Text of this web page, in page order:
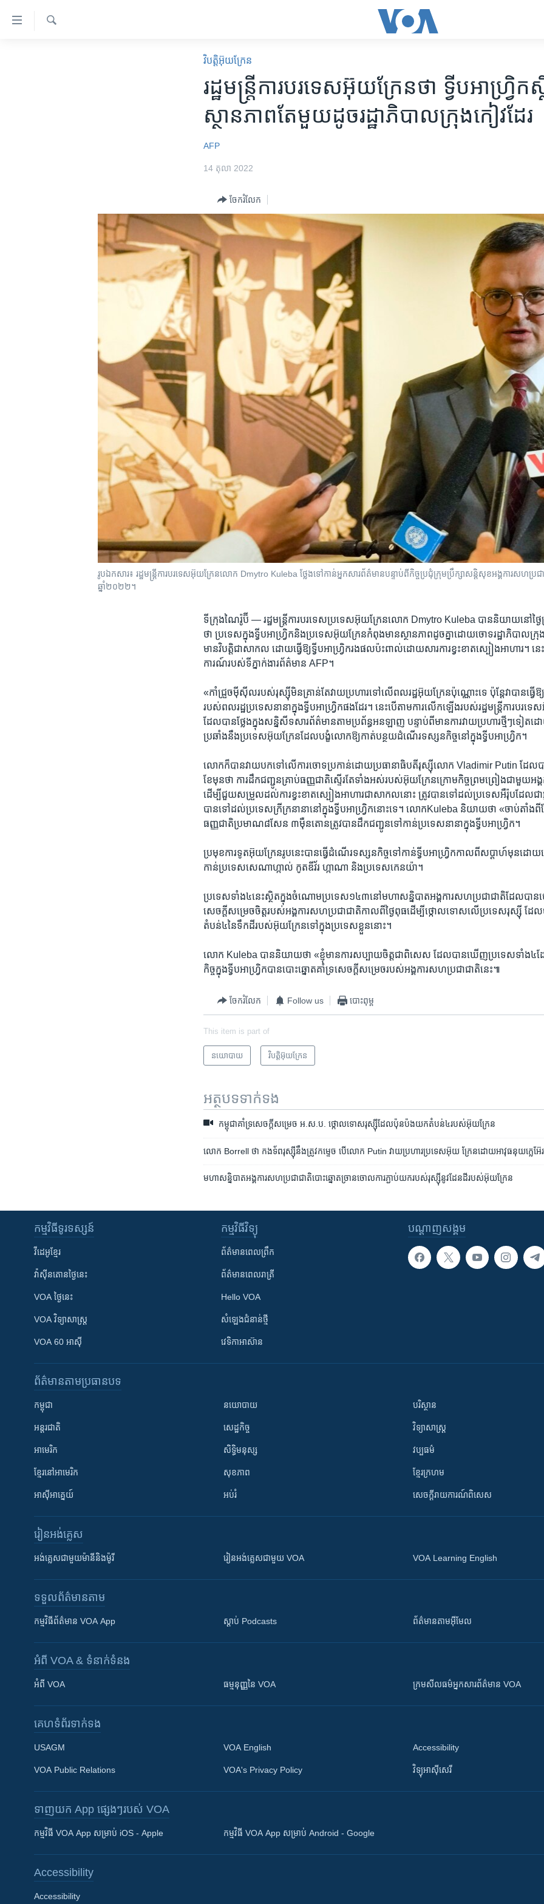
ទៅ​
Khmer English
ភាសា
វិបត្តិអ៊ុយក្រែន
រដ្ឋមន្ត្រី​ការបរទេស​អ៊ុយក្រែន​ថា ទ្វីប​អាហ្វ្រិក​
ស្ថានភាព​តែ​មួយ​​ដូច​រដ្ឋាភិបាល​ក្រុង​កៀវ​ដែរ
AFP
14 តុលា 2022
ចែករំលែក
រូបឯកសារ៖ រដ្ឋមន្ត្រី​ការបរទេស​អ៊ុយក្រែន​លោក Dmytro Kuleba ថ្លែង​ទៅកាន់​អ្នកសារព័ត៌មាន​បន្ទាប់ពី​កិច្ចប្រជុំ​ក្រុមប្រឹក្សា​សន្តិសុខ​អង្គការ​សហប្រ
ឆ្នាំ២០២២។
ទីក្រុង​ណៃរ៉ូប៊ី —រដ្ឋមន្ត្រី​ការបរទេស​ប្រទេស​អ៊ុយក្រែន​លោក Dmytro Kuleba បាន​និយាយ​នៅ​
ថា​ ប្រទេសក្នុង​ទ្វីបអាហ្រ្វិក​និង​ប្រទេស​អ៊ុយក្រែន​កំពុង​មាន​ស្ថានភាព​ដូច​គ្នា​ដោយចោទ​រដ្ឋាភិបាល​ក្រុង​
មានវិបត្តិជា​សាកល ដោយ​ធ្វើ​ឱ្យ​ទ្វីបអាហ្វ្រិក​រងផល​ប៉ះពាល់​ដោយសារ​ការ​ខ្វះខាតស្បៀង​អាហារ។ នេ
ការណ៍​របស់​ទី​ភ្នាក់ងារ​ព័ត៌មាន AFP។
«កាំជ្រួច​ម៉ីស៊ីល​របស់រុស្ស៊ី​មិន​គ្រាន់តែ​វាយ​ប្រហារ​ទៅ​លើ​ពលរដ្ឋ​អ៊ុយក្រែន​ប៉ុណ្ណោះ​ទេ​ ប៉ុន្តែ​វា​បាន​ធ្វើ​
របស់​ពលរដ្ឋប្រទេសនានា​ក្នុង​ទ្វីបអាហ្វ្រិក​ផង​ដែរ។ នេះ​បើតាម​ការ​លើក​ឡើង​របស់​រដ្ឋមន្ត្រីការបរទេ
ដែល​បានថ្លែង​ក្នុង​សន្និសីទ​សារព័ត៌មានតាម​ប្រព័ន្ធ​អនឡាញ បន្ទាប់ពី​មាន​ការវាយ​ប្រហារ​ថ្មីៗ​ទៀត​
ប្រឆាំង​នឹង​ប្រទេស​អ៊ុយក្រែន​ដែល​បង្ខំ​លោក​ឱ្យកាត់​បន្ថយ​ដំណើរ​ទស្សនកិច្ចនៅ​ក្នុង​ទ្វីបអាហ្វ្រិក។
លោកក៏បាន​វាយបកទៅ​លើ​ការចោទប្រកាន់​ដោយ​ប្រធានាធិបតី​រុស្ស៊ី​លោក Vladimir Putin ដែ
ខែមុន​ថា ការដឹកជញ្ជូន​គ្រាប់​ធញ្ញជាតិ​ស្ទើរតែ​ទាំង​អស់​របស់​អ៊ុយក្រែន​ក្រោម​កិច្ចព្រមព្រៀង​ជា​មួយ​អង្
ដើម្បី​ជួយ​សម្រួល​ដល់​ការខ្វះខាត​ស្បៀង​អាហារជា​សាកល​នោះ ត្រូវ​បាន​ទៅដល់​ប្រទេសអឺរ៉ុប​ដែល​ជ
បាន​ទៅ​ដល់​ប្រទេស​ក្រីក្រ​នានា​នៅ​ក្នុង​ទ្វីបអាហ្វ្រិក​នោះ​ទេ។ លោកKuleba និយាយ​ថា «ចាប់តាំង​ពី​ខ
ធញ្ញជាតិ​ប្រមាណ​៨សែន ៣ម៉ឺន​តោន​ត្រូវ​បាន​ដឹកជញ្ជូន​ទៅ​កាន់​ប្រទេស​នានា​ក្នុង​ទ្វីបអាហ្រ្វិក។
ប្រមុខការ​ទូត​អ៊ុយក្រែន​រូប​នេះ​បាន​ធ្វើដំណើរ​ទស្សនកិច្ចទៅ​កាន់​ទ្វីបអាហ្រ្វិក​កាល​ពី​សប្តាហ៍​មុន​ដោយ
កាន់​ប្រទេស​សេណាហ្កាល់ កូតឌីវ័រ ហ្កាណា​ និង​ប្រទេស​កេនយ៉ា។
ប្រទេស​ទាំង៤នេះ​ស្ថិត​ក្នុង​ចំណោម​ប្រទេស១៤៣នៅ​មហា​សន្និបាត​អង្គការ​សហប្រជាជាតិ​ដែល​បាន​ប
សេចក្តីសម្រេចចិត្ត​របស់​អង្គការ​សហប្រជាជាតិ​កាល​ពី​ថ្ងៃ​ពុធ​ដើម្បី​ថ្កោលទោស​លើ​ប្រទេស​រុស្ស៊ី​ ដែ
តំបន់៤នៃ​ទឹកដី​របស់​អ៊ុយក្រែន​ទៅ​ក្នុងប្រទេស​ខ្លួននោះ។
លោក Kuleba បាន​និយាយ​ថា «ខ្ញុំ​មាន​ការសប្បាយចិត្តជា​ពិសេស​ ដែល​បាន​ឃើញប្រទេស​ទាំង៤ដ
កិច្ចក្នុង​ទ្វីបអាហ្រ្វិក​បាន​បោះ​ឆ្នោត​គាំទ្រ​សេចក្តី​សម្រេចរបស់​អង្គការ​សហប្រជាជាតិ​នេះ៕
ចែករំលែក Follow us បោះពុម្ព
This item is part of
នយោបាយ វិបត្តិអ៊ុយក្រែន
អត្ថបទ​ទាក់ទង
កម្ពុជាគាំទ្រសេចក្តីសម្រេច អ.ស.ប. ថ្កោលទោសរុស្ស៊ីដែលប៉ុនប៉ងយកតំបន់៤របស់អ៊ុយក្រែន
លោក Borrell ថា កងទ័ព​រុស្ស៊ី​នឹង​ត្រូវ​កម្ទេច បើ​លោក Putin វាយ​ប្រហារ​ប្រទេស​អ៊ុយ ក្រែន​ដោយ​អាវុធ​នុយក្លេអ៊ែ
មហា​សន្និបាត​អង្គការ​សហប្រជាជាតិ​បោះឆ្នោត​ច្រានចោល​ការ​ភ្ជាប់​យក​របស់​រុស្ស៊ី​នូវ​ដែនដី​របស់​អ៊ុយក្រែន
បណ្តាញ​សង្គម
កម្មវិធី​ទូរទស្សន៍
វីដេអូ​ខ្មែរ
វ៉ាស៊ីនតោន​ថ្ងៃ​នេះ
VOA ថ្ងៃនេះ
VOA ​វិទ្យាសាស្ត្រ
VOA 60 អាស៊ី
កម្មវិធី​វិទ្យុ
ព័ត៌មាន​ពេល​ព្រឹក
ព័ត៌មាន​​ពេល​រាត្រី
Hello VOA
សំឡេង​ជំនាន់​ថ្មី
វេទិកា​អាស៊ាន
ព័ត៌មាន​តាមប្រធានបទ​
កម្ពុជា
អន្តរជាតិ
អាមេរិក
ខ្មែរ​នៅអាមេរិក
អាស៊ីអាគ្នេយ៍
នយោបាយ
សេដ្ឋកិច្ច
សិទ្ធិមនុស្ស
សុខភាព
អប់រំ
បរិស្ថាន
វិទ្យាសាស្រ្ត
វប្បធម៌
ខ្មែរក្រហម
សេចក្តីរាយការណ៍ពិសេស
រៀន​​អង់គ្លេស
អង់គ្លេស​ជាមួយ​ម៉ានី​និង​ម៉ូរី រៀន​​​​​​អង់គ្លេស​​ជាមួយ VOA VOA Learning English
ទទួល​ព័ត៌មាន​តាម
កម្មវិធី​ព័ត៌មាន VOA App ស្តាប់ Podcasts ព័ត៌មាន​តាម​អ៊ីមែល
អំពី​ VOA & ទំនាក់ទំនង
អំពី​ VOA ធម្មនុញ្ញ​នៃ VOA ក្រម​​​សីលធម៌​​​អ្នក​​​សារព័ត៌មាន VOA
គេហទំព័រ​​ទាក់ទង
USAGM
VOA Public Relations
VOA English
VOA's Privacy Policy
Accessibility
វិទ្យុ​អាស៊ី​សេរី
ទាញយក​ App ផ្សេងៗ​របស់​ VOA
កម្មវិធី​ VOA App សម្រាប់ iOS - Apple កម្មវិធី​ VOA App សម្រាប់ Android - Google
Accessibility
Accessibility